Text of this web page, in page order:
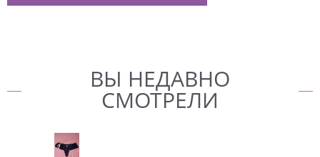
ВЫ НЕДАВНО
СМОТРЕЛИ